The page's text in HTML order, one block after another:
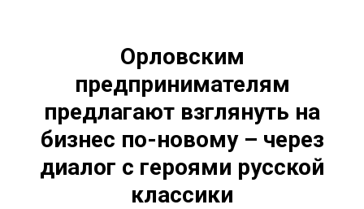
Орловским
предпринимателям
предлагают взглянуть на
бизнес по-новому – через
диалог с героями русской
классики